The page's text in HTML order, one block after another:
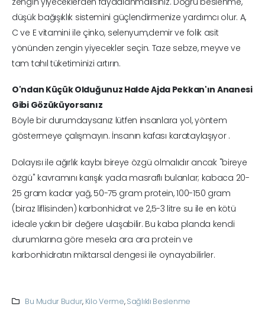
düşük bağışıklık sistemini güçlendirmenize yardımcı olur. A,
C ve E vitamini ile çinko, selenyum,demir ve folik asit
yönünden zengin yiyecekler seçin. Taze sebze, meyve ve
tam tahıl tüketiminizi artırın.
O'ndan Küçük Olduğunuz Halde Ajda Pekkan'ın Ananesi
Gibi Gözüküyorsanız
Böyle bir durumdaysanız lütfen insanlara yol, yöntem
göstermeye çalışmayın. İnsanın kafası karataylaşıyor .
Dolayısı ile ağırlık kaybı bireye özgü olmalıdır ancak "bireye
özgü" kavramını karışık yada masraflı bulanlar; kabaca 20-
25 gram kadar yağ, 50-75 gram protein, 100-150 gram
(biraz liflisinden) karbonhidrat ve 2,5-3 litre su ile en kötü
ideale yakın bir değere ulaşabilir. Bu kaba planda kendi
durumlarına göre mesela ara ara protein ve
karbonhidratın miktarsal dengesi ile oynayabilirler.
Bu Mudur Budur, Kilo Verme,Sağlıklı Beslenme